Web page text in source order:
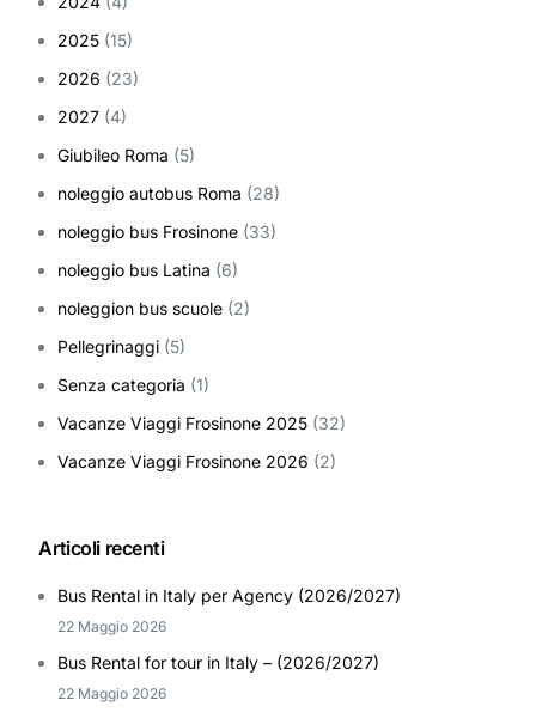
2025 (15)
2026 (23)
2027 (4)
Giubileo Roma (5)
noleggio autobus Roma (28)
noleggio bus Frosinone (33)
noleggio bus Latina (6)
noleggion bus scuole (2)
Pellegrinaggi (5)
Senza categoria (1)
Vacanze Viaggi Frosinone 2025 (32)
Vacanze Viaggi Frosinone 2026 (2)
Articoli recenti
Bus Rental in Italy per Agency (2026/2027)
22 Maggio 2026
Bus Rental for tour in Italy – (2026/2027)
22 Maggio 2026